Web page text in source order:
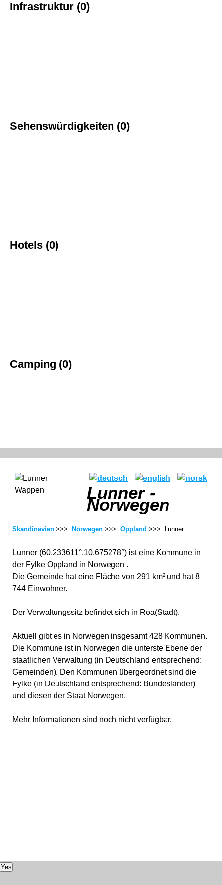
Infrastruktur (0)
Sehenswürdigkeiten (0)
Hotels (0)
Camping (0)
Lunner -
Norwegen
Skandinavien >>> Norwegen >>> Oppland >>> Lunner
Lunner (60.233611°,10.675278°) ist eine Kommune in
der Fylke Oppland in Norwegen .
Die Gemeinde hat eine Fläche von 291 km² und hat 8
744 Einwohner.
Der Verwaltungssitz befindet sich in Roa(Stadt).
Aktuell gibt es in Norwegen insgesamt 428 Kommunen.
Die Kommune ist in Norwegen die unterste Ebene der
staatlichen Verwaltung (in Deutschland entsprechend:
Gemeinden). Den Kommunen übergeordnet sind die
Fylke (in Deutschland entsprechend: Bundesländer)
und diesen der Staat Norwegen.
Mehr Informationen sind noch nicht verfügbar.
Yes